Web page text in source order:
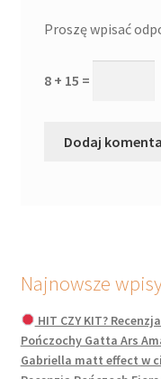
Proszę wpisać
8 + 15 =
Najnowsze
HIT CZY KIT?
Pończochy Gatta Ars
Gabriella matt effect w